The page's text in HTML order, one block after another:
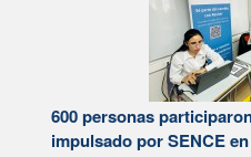
600 personas
impulsado por SENCE